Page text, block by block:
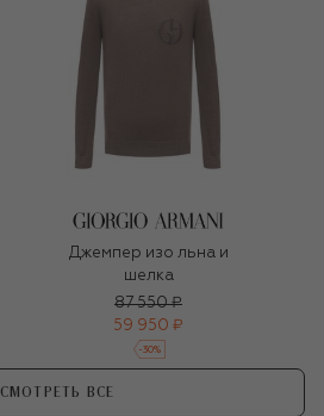
Джемпер изо льна и
шелка
87 550 ₽
59 950 ₽
-30%
СМОТРЕТЬ ВСЕ